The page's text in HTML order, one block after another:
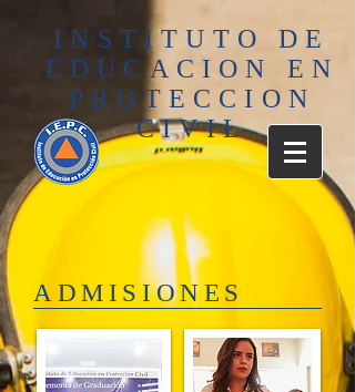
INSTITUTO DE
EDUCACION EN
PROTECCION
CIVIL
ADMISIONES